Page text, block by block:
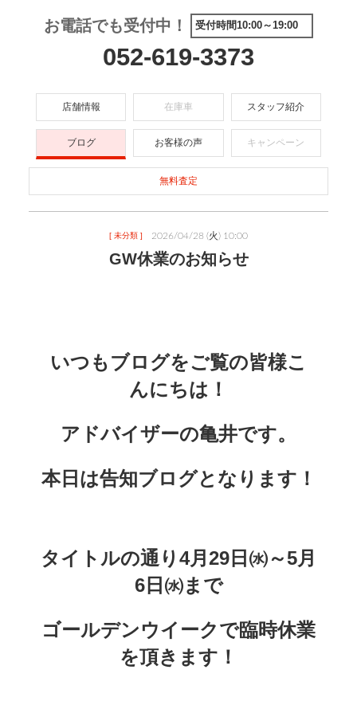
お電話でも受付中！ 受付時間10:00～19:00
052-619-3373
店舗情報 在庫車 スタッフ紹介
ブログ お客様の声 キャンペーン
無料査定
[ 未分類 ] 2026/04/28 (火) 10:00
GW休業のお知らせ
いつもブログをご覧の皆様こ
んにちは！
アドバイザーの亀井です。
本日は告知ブログとなります！
タイトルの通り4月29日㈬～5月
6日㈬まで
ゴールデンウイークで臨時休業
を頂きます！